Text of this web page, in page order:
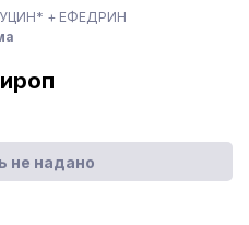
+ ЕФЕДРИН
не надано